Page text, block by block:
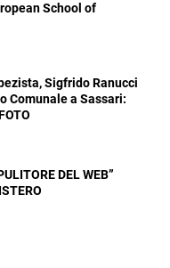
School of
Sigfrido Ranucci
Comunale a Sassari:
DEL WEB”